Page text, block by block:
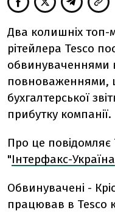
Два колишніх топ-
рітейлера Tesco
обвинуваченнями
повноваженнями,
бухгалтерської
прибутку компанії.
Про це
"Інтерфакс-Україна
Обвинувачені -
працював в Tesco